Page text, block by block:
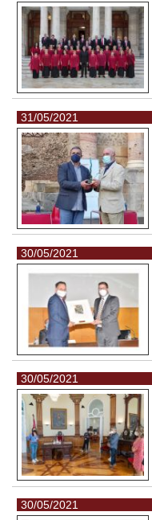
31/05/2021
30/05/2021
30/05/2021
30/05/2021